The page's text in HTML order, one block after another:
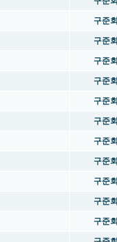
구준회
구준회
구준회
구준회
구준회
구준회
구준회
구준회
구준회
구준회
구준회